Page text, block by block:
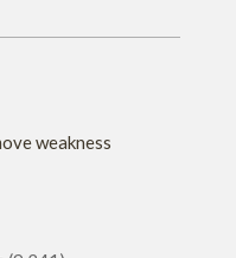
weakness